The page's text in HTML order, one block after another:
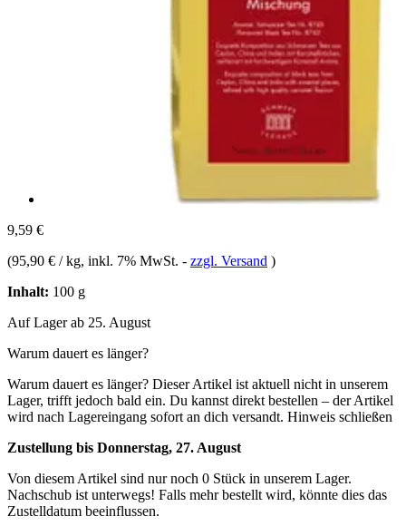
9,59 €
(95,90 € / kg, inkl. 7% MwSt. - zzgl. Versand )
Inhalt: 100 g
Auf Lager ab 25. August
Warum dauert es länger?
Warum dauert es länger? Dieser Artikel ist aktuell nicht in unserem
Lager, trifft jedoch bald ein. Du kannst direkt bestellen – der Artikel
wird nach Lagereingang sofort an dich versandt. Hinweis schließen
Zustellung bis Donnerstag, 27. August
Von diesem Artikel sind nur noch 0 Stück in unserem Lager.
Nachschub ist unterwegs! Falls mehr bestellt wird, könnte dies das
Zustelldatum beeinflussen.